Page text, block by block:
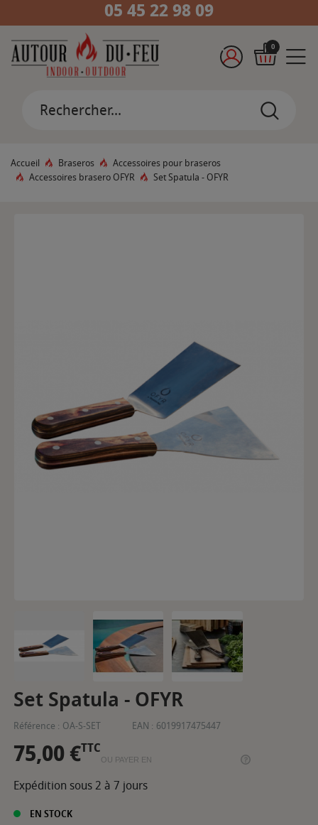
05 45 22 98 09
0
Accueil Braseros
Accessoires pour braseros
Accessoires brasero OFYR
Set Spatula - OFYR
Set Spatula - OFYR
Référence : OA-S-SET EAN : 6019917475447
75,00 €TTC
OU PAYER EN
Expédition sous 2 à 7 jours
EN STOCK